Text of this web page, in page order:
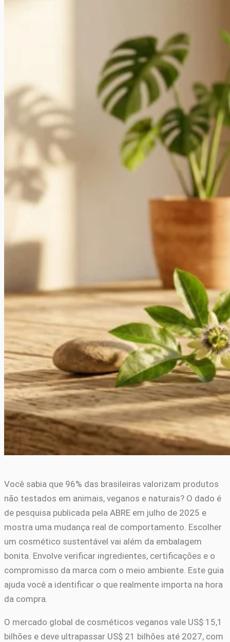
Você sabia que 96% das brasileiras valorizam produtos
não testados em animais, veganos e naturais? O dado é
de pesquisa publicada pela ABRE em julho de 2025 e
mostra uma mudança real de comportamento. Escolher
um cosmético sustentável vai além da embalagem
bonita. Envolve verificar ingredientes, certificações e o
compromisso da marca com o meio ambiente. Este guia
ajuda você a identificar o que realmente importa na hora
da compra.
O mercado global de cosméticos veganos vale US$ 15,1
bilhões e deve ultrapassar US$ 21 bilhões até 2027, com